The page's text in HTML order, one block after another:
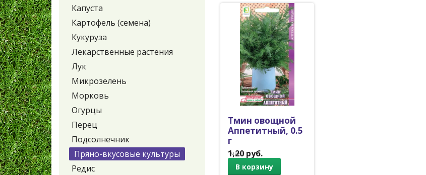
Капуста
Картофель (семена)
Кукуруза
Лекарственные растения
Лук
Микрозелень
Морковь
Огурцы
Перец
Подсолнечник
Пряно-вкусовые культуры
Редис
Тмин овощной
Аппетитный, 0.5
г
Тмин
1,20 руб.
В корзину